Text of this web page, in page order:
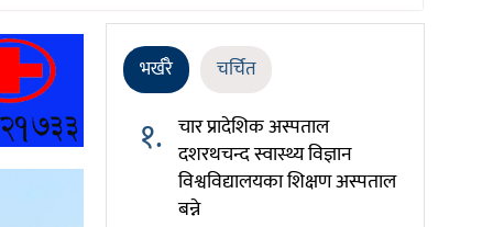
भर्खरै चर्चित
१. चार प्रादेशिक अस्पताल
दशरथचन्द स्वास्थ्य विज्ञान
विश्वविद्यालयका शिक्षण अस्पताल
बन्ने